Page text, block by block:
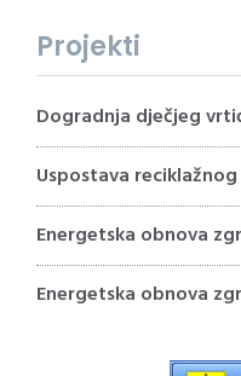
Projekti
Dogradnja dječjeg
Uspostava
Energetska obnova
Energetska obnova